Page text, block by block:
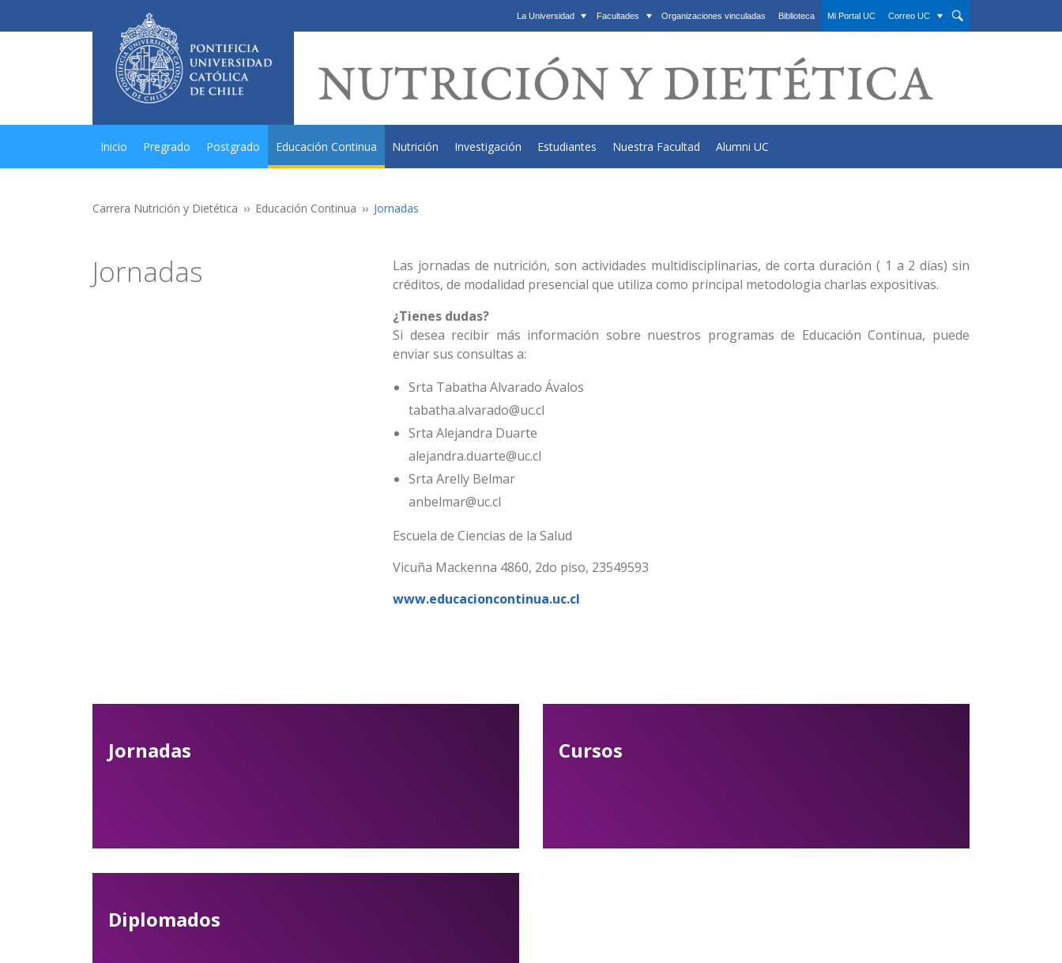
La Universidad Facultades Organizaciones vinculadas Biblioteca Mi Portal UC Correo UC
Inicio Pregrado Postgrado Educación Continua Nutrición Investigación Estudiantes Nuestra Facultad Alumni UC
Carrera Nutrición y Dietética Educación Continua Jornadas
Jornadas
Las jornadas de nutrición, son actividades multidisciplinarias, de corta duración ( 1 a 2 días) sin
créditos, de modalidad presencial que utiliza como principal metodologia charlas expositivas.
¿Tienes dudas?
Si desea recibir más información sobre nuestros programas de Educación Continua, puede
enviar sus consultas a:
Srta Tabatha Alvarado Ávalos
tabatha.alvarado@uc.cl
Srta Alejandra Duarte
alejandra.duarte@uc.cl
Srta Arelly Belmar
anbelmar@uc.cl
Escuela de Ciencias de la Salud
Vicuña Mackenna 4860, 2do piso, 23549593
www.educacioncontinua.uc.cl
Jornadas Cursos
Diplomados